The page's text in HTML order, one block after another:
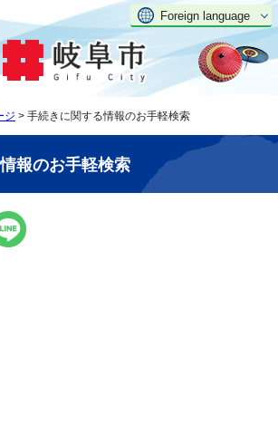
Foreign language
ジ > 手続きに関する情報のお手軽検索
報のお手軽検索